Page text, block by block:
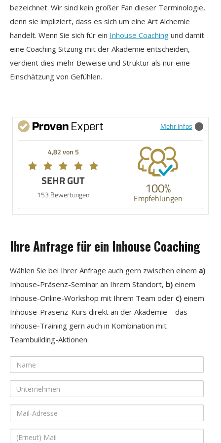
bezeichnet. Wir sind kein großer Fan dieser Terminologie,
denn sie impliziert, dass es sich um eine Art Alchemie
handelt. Wenn Sie sich für ein Inhouse Coaching und damit
eine Coaching Sitzung mit der Akademie entscheiden,
verdient dies mehr Beweise und Struktur als nur eine
Einschätzung von Gefühlen.
Mehr Infos
4,82 von 5
SEHR GUT
153 Bewertungen 100%
Empfehlungen
Ihre Anfrage für ein Inhouse Coaching
Wählen Sie bei Ihrer Anfrage auch gern zwischen einem a)
Inhouse-Präsenz-Seminar an Ihrem Standort, b) einem
Inhouse-Online-Workshop mit Ihrem Team oder c) einem
Inhouse-Präsenz-Kurs direkt an der Akademie – das
Inhouse-Training gern auch in Kombination mit
Teambuilding-Aktionen.
Name
Unternehmen
Mail-
(Erneut)